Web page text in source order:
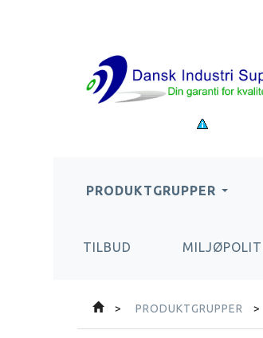
PRODUKTGRUPPER
TILBUD
PRODUKTGRUPPER